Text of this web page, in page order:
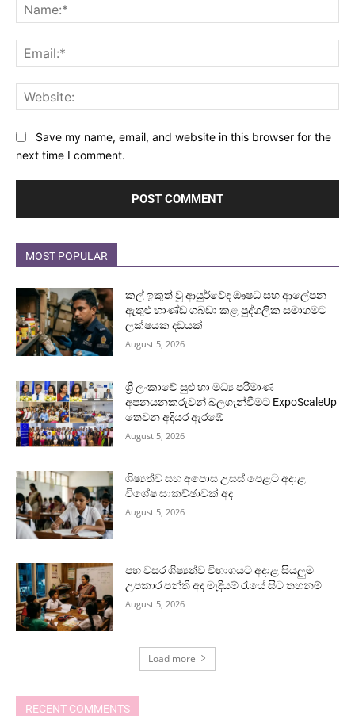
Save my name, email, and website in this browser for the
next time I comment.
MOST POPULAR
කල් ඉකුත් වූ ආයුර්වේද ඖෂධ සහ ආලේපන
ඇතුළු භාණ්ඩ ගබඩා කළ පුද්ගලික සමාගමට
ලක්ෂයක දඩයක්
August 5, 2026
ශ්‍රී ලංකාවේ සුළු හා මධ්‍ය පරිමාණ
අපනයනකරුවන් බලගැන්වීමට ExpoScaleUp
තෙවන අදියර ඇරඹේ
August 5, 2026
ශිෂ්‍යත්ව සහ අපොස උසස් පෙළට අදාළ
විශේෂ සාකච්ඡාවක් අද
August 5, 2026
පහ වසර ශිෂ්‍යත්ව විභාගයට අදාළ සියලුම
උපකාර පන්ති අද මැදියම් රැයේ සිට තහනම්
August 5, 2026
Load more
RECENT COMMENTS